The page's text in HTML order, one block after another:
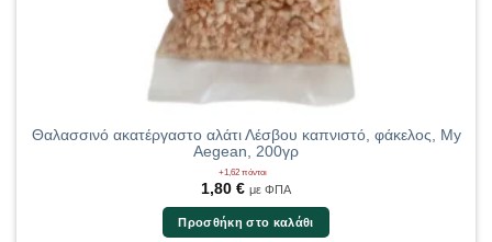
Θαλασσινό ακατέργαστο αλάτι Λέσβου καπνιστό, φάκελος, My
Aegean, 200γρ
+1,62 πόντοι
1,80 € με ΦΠΑ
Προσθήκη στο καλάθι